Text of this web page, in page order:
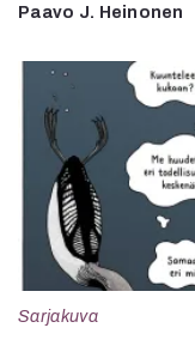
Paavo J. Heinonen
Sarjakuva